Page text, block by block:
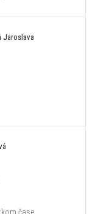
Jaroslava